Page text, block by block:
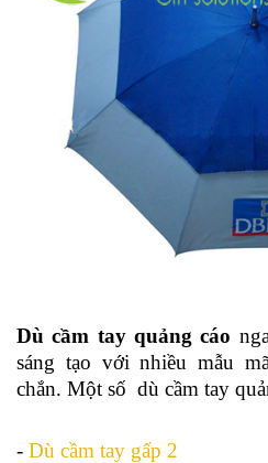
Dù cầm tay quảng cáo
sáng tạo với nhiều mẫu
chắn. Một số dù cầm tay
- Dù cầm tay gấp 2